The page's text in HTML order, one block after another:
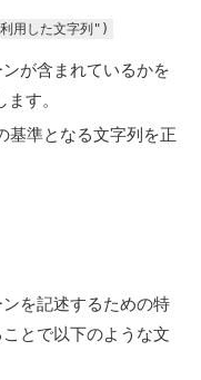
用した文字列")
が含まれているかを
す。
基準となる文字列を正
を記述するための特
とで以下のような文